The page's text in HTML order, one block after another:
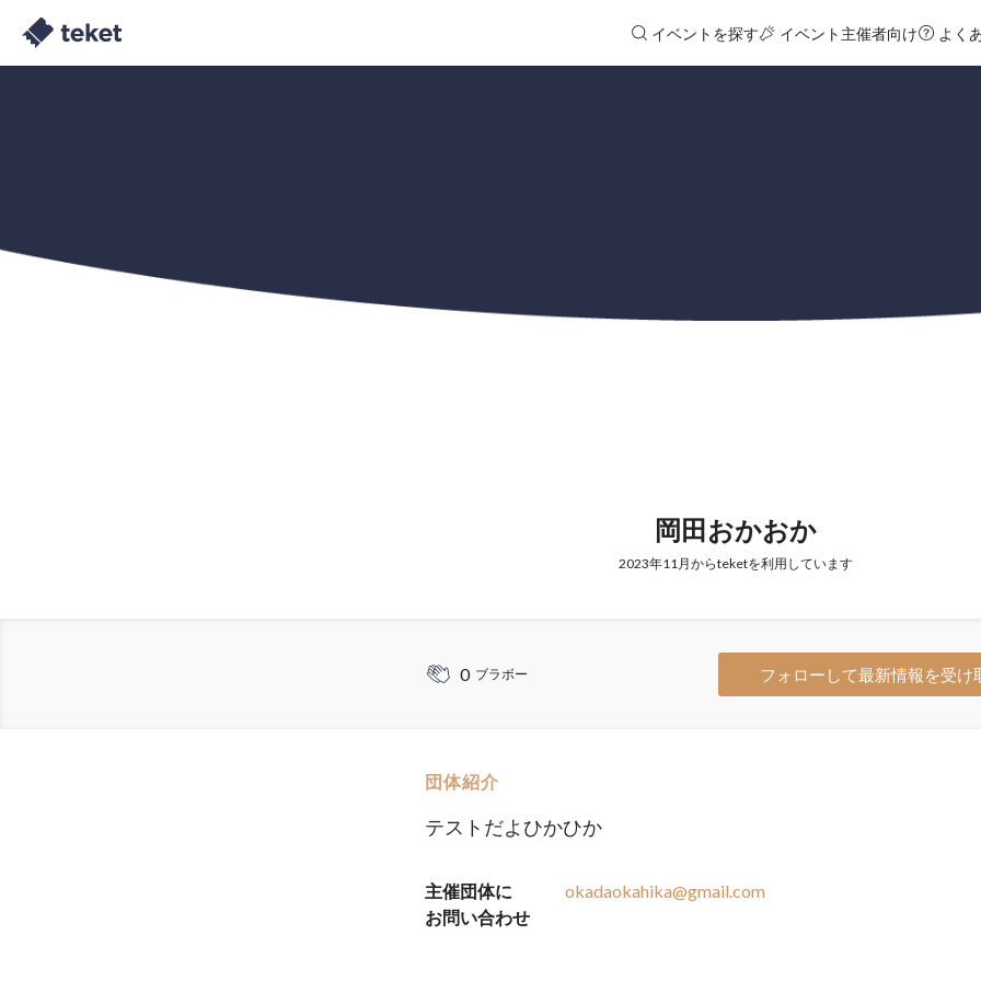
イベントを探す イベント主催者向け よく
岡田おかおか
2023年11月からteketを利用しています
0 ブラボー フォローして最新情報を受け
団体紹介
テストだよひかひか
主催団体に
お問い合わせ
okadaokahika@gmail.com